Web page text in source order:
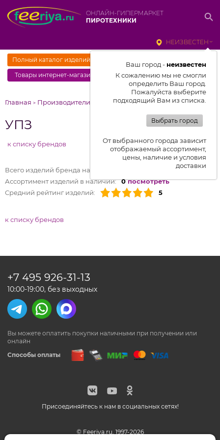
ОНЛАЙН-ГИПЕРМАРКЕТ
ПИРОТЕХНИКИ
НЕИЗВЕСТЕН
Ваш город - неизвестен
К сожалению мы не смогли
определить Ваш город.
Пожалуйста выберите
подходящий Вам из списка.
Выбрать город
От выбранного города зависит
отображаемый ассортимент,
цены, наличие и условия
доставки
Полный каталог изделий производителя "
Товары интернет-магазина
Главная > Производители
УПЗ
к списку брендов
Всего изделий бренда на Феерия.ру:
посмотреть
Ассортимент изделий в наличии:
0посмотреть
Средний рейтинг изделий:
5
к списку брендов
Присоединяйтесь к нам в социальных сетях!
© Feeriya.ru, 1997-2026
Способы оплаты
Вы можете оплатить покупки наличными при получении или
онлайн
+7 495 926-31-13
10:00-19:00, без выходных